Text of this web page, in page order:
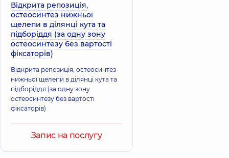
Відкрита репозиція,
остеосинтез нижньої
щелепи в ділянці кута та
підборіддя (за одну зону
остеосинтезу без вартості
фіксаторів)
Відкрита репозиція, остеосинтез
нижньої щелепи в ділянці кута та
підборіддя (за одну зону
остеосинтезу без вартості
фіксаторів)
Запис на послугу